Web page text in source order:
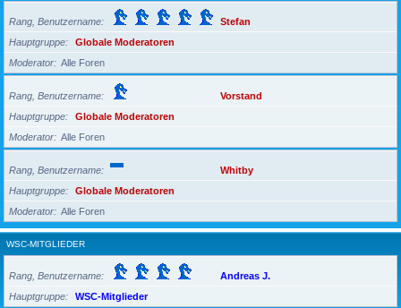
Rang, Benutzername
Stefan
Hauptgruppe
Globale Moderatoren
Moderator
Alle Foren
Rang, Benutzername
Vorstand
Hauptgruppe
Globale Moderatoren
Moderator
Alle Foren
Rang, Benutzername
Whitby
Hauptgruppe
Globale Moderatoren
Moderator
Alle Foren
WSC-MITGLIEDER
Rang, Benutzername
Andreas J.
Hauptgruppe
WSC-Mitglieder